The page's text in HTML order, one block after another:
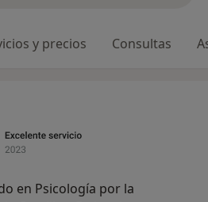
y precios Consultas
en Psicología por la